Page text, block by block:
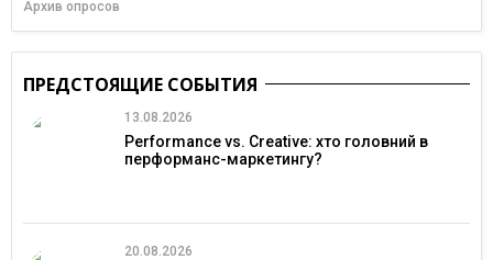
Архив опросов
ПРЕДСТОЯЩИЕ СОБЫТИЯ
13.08.2026
Performance vs. Creative: хто головний в
перформанс-маркетингу?
20.08.2026